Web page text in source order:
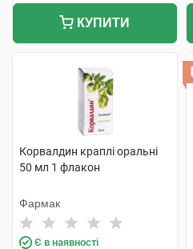
КУПИТИ
Корвалдин краплі оральні
50 мл 1 флакон
Фармак
Є в наявності